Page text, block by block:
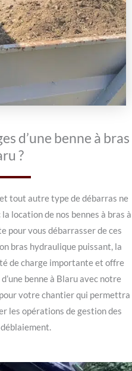
d’une benne à bras
?
tout autre type de débarras ne
location de nos bennes à bras à
pour vous débarrasser de ces
bras hydraulique puissant, la
de charge importante et offre
benne à Blaru avec notre
votre chantier qui permettra
les opérations de gestion des